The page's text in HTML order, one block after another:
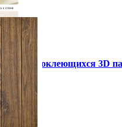
самоклеющихся 3D